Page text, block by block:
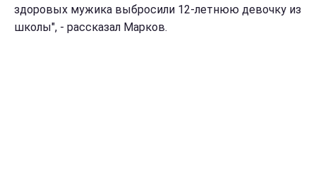
здоровых мужика выбросили 12-летнюю девочку из
школы", - рассказал Марков.